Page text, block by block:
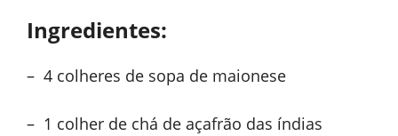
Ingredientes:
– 4 colheres de sopa de maionese
– 1 colher de chá de açafrão das índias